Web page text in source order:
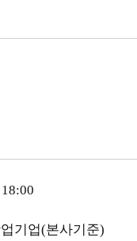
기업(본사기준)